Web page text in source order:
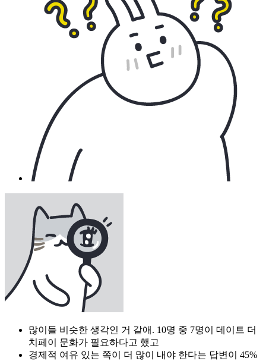
많이들 비슷한 생각인 거 같애. 10명 중 7명이 데이트 더
치페이 문화가 필요하다고 했고
경제적 여유 있는 쪽이 더 많이 내야 한다는 답변이 45%